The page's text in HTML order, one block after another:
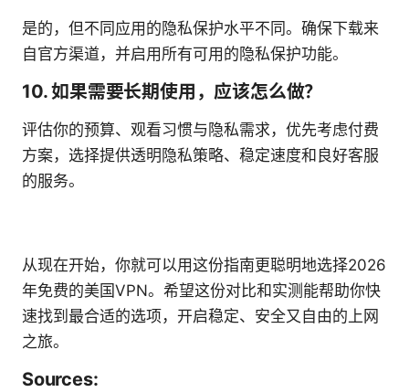
是的，但不同应用的隐私保护水平不同。确保下载来
自官方渠道，并启用所有可用的隐私保护功能。
10. 如果需要长期使用，应该怎么做？
评估你的预算、观看习惯与隐私需求，优先考虑付费
方案，选择提供透明隐私策略、稳定速度和良好客服
的服务。
从现在开始，你就可以用这份指南更聪明地选择2026
年免费的美国VPN。希望这份对比和实测能帮助你快
速找到最合适的选项，开启稳定、安全又自由的上网
之旅。
Sources: